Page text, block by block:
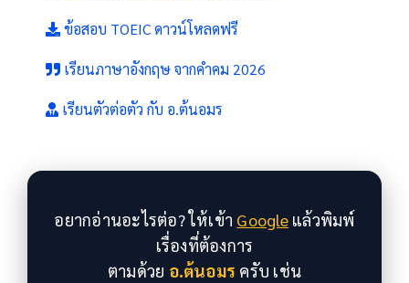
ข้อสอบ TOEIC ดาวน์โหลดฟรี
เรียนภาษาอังกฤษ จากคำคม 2026
เรียนตัวต่อตัว กับ อ.ต้นอมร
อยากอ่านอะไรต่อ? ให้เข้า Googleแล้วพิมพ์
เรื่องที่ต้องการ
ตามด้วย อ.ต้นอมร ครับ เช่น